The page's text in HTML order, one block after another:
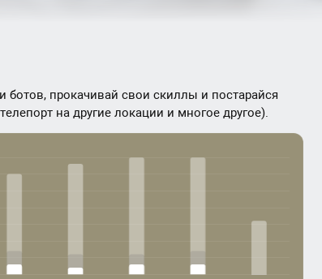
ботов, прокачивай свои скиллы и постарайся
на другие локации и многое другое).